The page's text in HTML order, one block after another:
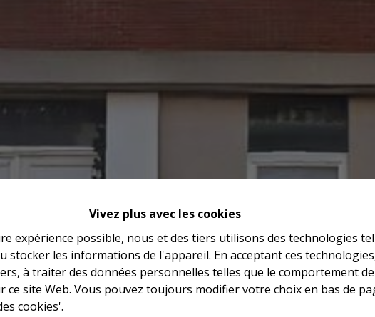
Vivez plus avec les cookies
expérience possible, nous et des tiers utilisons des technologies
stocker les informations de l'appareil. En acceptant ces
à traiter des données personnelles telles que le comportement
ce site Web. Vous pouvez toujours modifier votre choix en bas de
cookies'.